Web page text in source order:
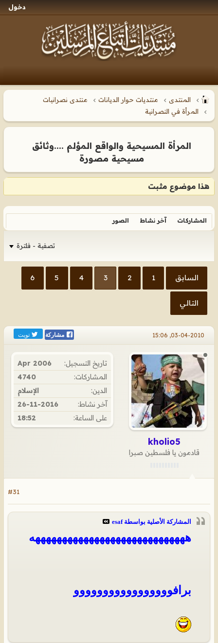
دخول
المنتدى منتديات حوار الديانات
منتدى نصرانيات
المرأة في النصرانية
المرأة المسيحية والواقع المؤلم ....وثائق
مسيحية مصورة
هذا موضوع مثبت
المشاركات آخر نشاط الصور
تصفية - فلترة
السابق 1
2
3
4
5
6
التالي
03-04-2010, 15:06 مشاركة تويت
kholio5
قادمون يا فلسطين صبرا
تاريخ التسجيل:
Apr 2006
المشاركات:
4740
الدين:
الإسلام
آخر نشاط:
26-11-2016
على الساعة:
18:52
#31
المشاركة الأصلية بواسطةesaf
هههههههههههههههههههههههههههههه
برافووووووووووووووووو